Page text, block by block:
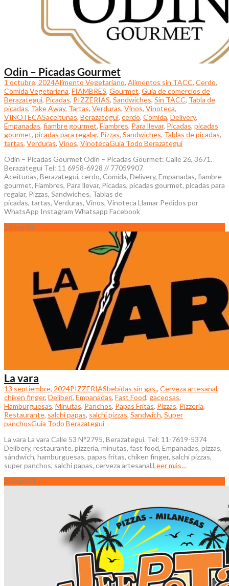
Odin – Picadas Gourmet
1 octubre, 2024Alimento Vegetariano, Alimentos sin TACC, Cerdo,
Comida Vegetariana, FIAMBRES, Gourmet, Guia de comercios de
Berazategui, Picadas, PIZZERIAS, Sandwiches, Sin TACC, Tabla de
picadas, Take Away, Tartas, Verduras, Vinos, Vinoteca,
VINOTECASaceitunas, Berazategui, cerdo, Comida, Delivery,
Empanadas, fiambre gourmet, Fiambres, Para llevar, Picadas, picadas
gourmet, picadas para regalar, Pizzas, Sandwiches, Tablas de picadas,
tartas, Verduras, Vinos, VinotecaGuia Todo Berazategui
Odin – Picadas Gourmet Odin – Picadas Gourmet: Calle 26, 3671.
Berazategui Tel: 11 6958-6928 // 77059907
Aceitunas, Berazategui, cerdo, Comida, Delivery, Empanadas, fiambre
gourmet, Fiambres, Para llevar, Picadas, picadas gourmet, picadas para
regalar, Pizzas, Sandwiches, Tablas de
picadas, tartas, Verduras, Vinos, Vinoteca Llamar Pedidos por
WhatsApp Instagram Whatsapp Facebook
13Sep/24
La vara
13 septiembre, 2024PIZZERIASbebidas sin gas., Cerveza artesanal,
chiken finger, Deliberi, Empanadas, Fast Food, gaceosas,
Hamburguesas, Minutas, Panchos, Papas Fritas, Pizzas, Pizzeria,
Restaurante, salchi papas, salchi pizzas, Sandwich, Super
panchosGuia Todo Berazategui
La vara La vara Calle 53 N°2795, Berazategui. Tel: 11-7619-5374
Delibery, restaurante, pizzería, minutas, fast food, Empanadas, pizzas,
sándwich, hamburguesas, papas fritas, chiken finger, salchi pizzas,
super panchos, salchi papas, cerveza artesanal,Leer más…
29Mar/23